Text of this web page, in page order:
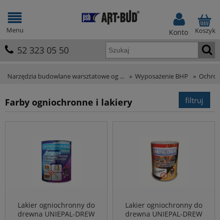
Koszyk
Konto
52 323 05 50
Menu
Narzędzia budowlane warsztatowe og ... » Wyposażenie BHP »
Farby ogniochronne i lakiery filtruj
Lakier ogniochronny do
drewna UNIEPAL-DREW
Lakier ogniochronny do
drewna UNIEPAL-DREW